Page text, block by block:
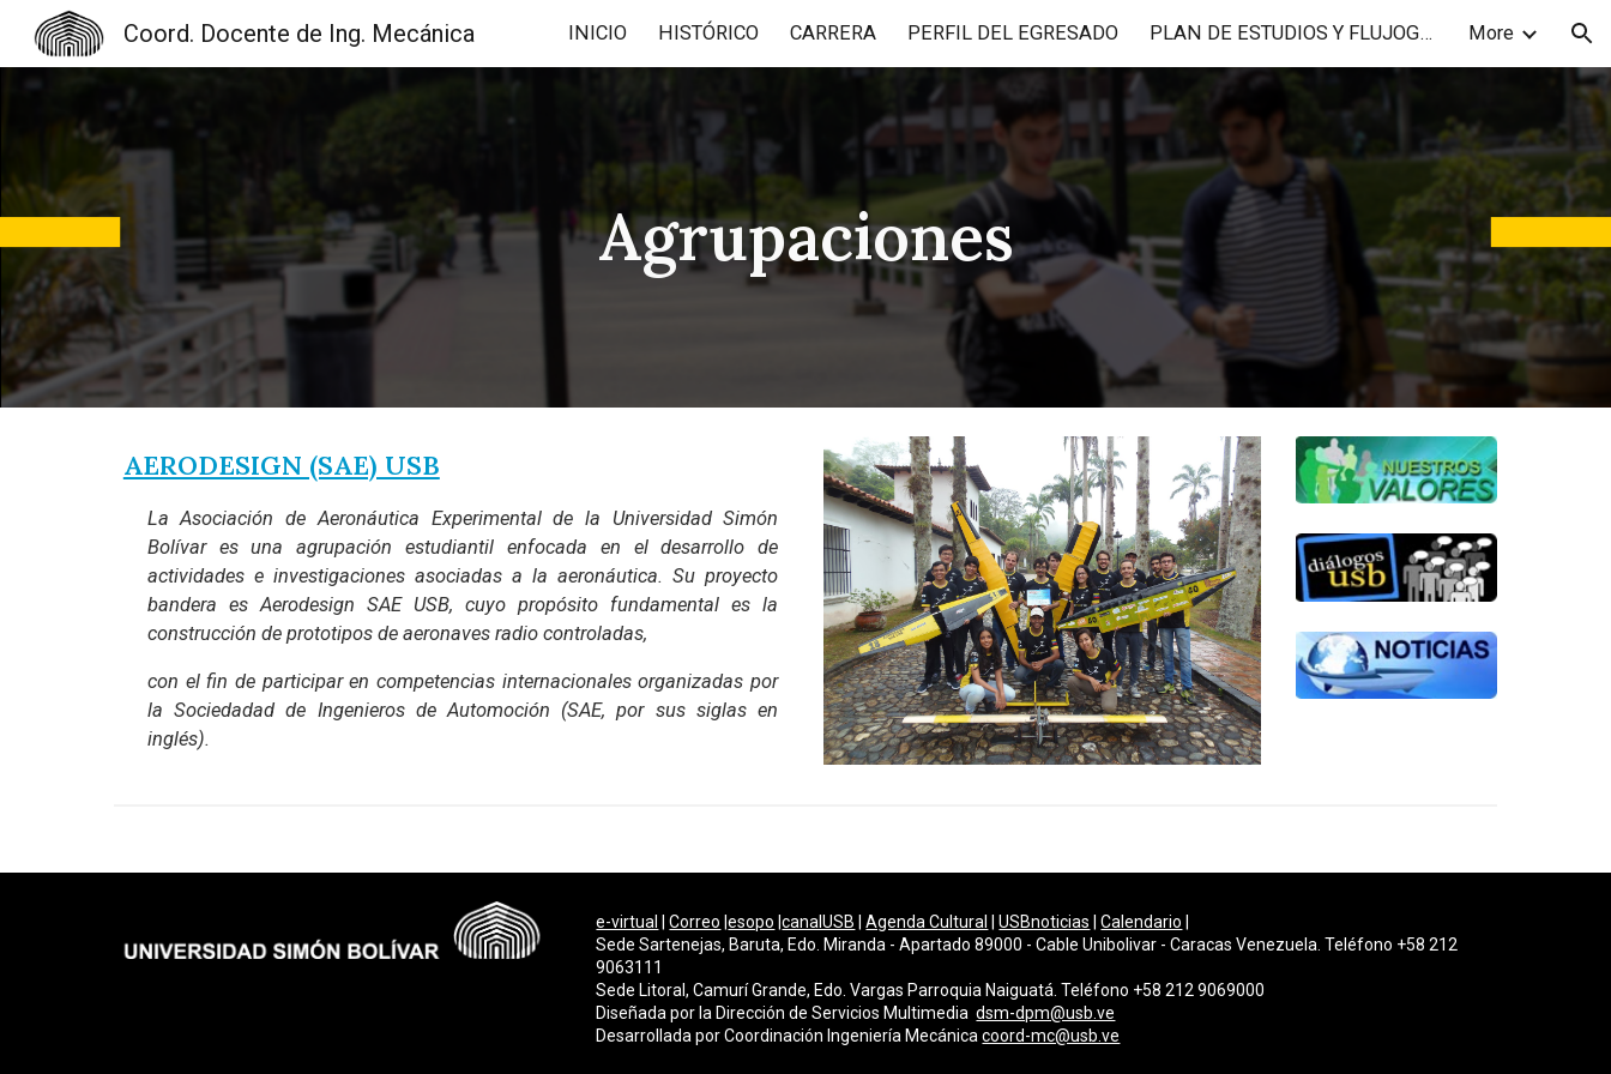
Skip to main content Skip to navigation
Coord. Docente de Ing. Mecánica INICIO HISTÓRICO CARRERA PERFIL DEL EGRESADO PLAN DE ESTUDIOS Y FLUJOGRAMAS More
Agrupaciones
AERODESIGN (SAE) USB
La Asociación de Aeronáutica Experimental de la Universidad Simón
Bolívar es una agrupación estudiantil enfocada en el desarrollo de
actividades e investigaciones asociadas a la aeronáutica. Su proyecto
bandera es Aerodesign SAE USB, cuyo propósito fundamental es la
construcción de prototipos de aeronaves radio controladas,
con el fin de participar en competencias internacionales organizadas por
la Sociedadad de Ingenieros de Automoción (SAE, por sus siglas en
inglés).
e-virtual |Correo |esopo |canalUSB |Agenda Cultural |USBnoticias |Calendario
Sede Sartenejas, Baruta, Edo. Miranda - Apartado 89000 - Cable Unibolivar - Caracas Venezuela. Teléfono +58 212
9063111
Sede Litoral, Camurí Grande, Edo. Vargas Parroquia Naiguatá. Teléfono +58 212 9069000
Diseñada por la Dirección de Servicios Multimediadsm-dpm@usb.ve
Desarrollada porCoordinación Ingeniería Mecánicacoord-mc@usb.ve